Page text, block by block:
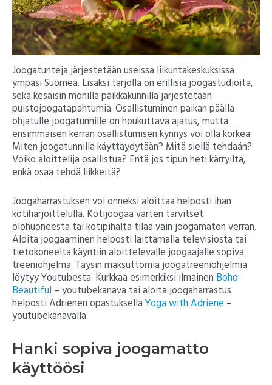
Joogatunteja järjestetään useissa liikuntakeskuksissa
ympäsi Suomea. Lisäksi tarjolla on erillisiä joogastudioita,
sekä kesäisin monilla paikkakunnilla järjestetään
puistojoogatapahtumia. Osallistuminen paikan päällä
ohjatulle joogatunnille on houkuttava ajatus, mutta
ensimmäisen kerran osallistumisen kynnys voi olla korkea.
Miten joogatunnilla käyttäydytään? Mitä siellä tehdään?
Voiko aloittelija osallistua? Entä jos tipun heti kärryiltä,
enkä osaa tehdä liikkeitä?
Joogaharrastuksen voi onneksi aloittaa helposti ihan
kotiharjoittelulla. Kotijoogaa varten tarvitset
olohuoneesta tai kotipihalta tilaa vain joogamaton verran.
Aloita joogaaminen helposti laittamalla televisiosta tai
tietokoneelta käyntiin aloittelevalle joogaajalle sopiva
treeniohjelma. Täysin maksuttomia joogatreeniohjelmia
löytyy Youtubesta. Kurkkaa esimerkiksi ilmainen Boho
Beautiful – youtubekanava tai aloita joogaharrastus
helposti Adrienen opastuksellaYoga with Adriene –
youtubekanavalla.
Hanki sopiva joogamatto
käyttöösi